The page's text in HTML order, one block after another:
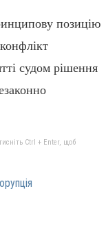
позицію
судом рішення
Ctrl + Enter, щоб